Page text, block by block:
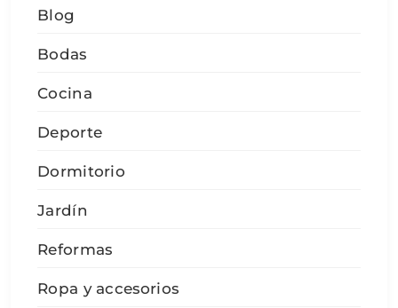
Blog
Bodas
Cocina
Deporte
Dormitorio
Jardín
Reformas
Ropa y accesorios